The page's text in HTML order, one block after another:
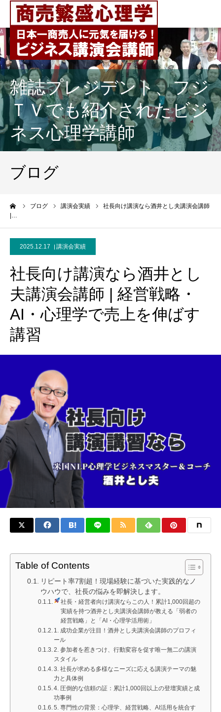
雑誌プレジデント、フジ
ＴＶでも紹介されたビジ
ネス心理学講師
ブログ
ブログ 講演会実績
社長向け講演なら酒井とし夫講演会講師
|…
2025.12.17 講演会実績
社長向け講演なら酒井とし
夫講演会講師 | 経営戦略・
AI・心理学で売上を伸ばす
講習
Table of Contents
リピート率7割超！現場経験に基づいた実践的なノ
ウハウで、社長の悩みを即解決します。
社長・経営者向け講演ならこの人！累計1,000回超の
実績を持つ酒井とし夫講演会講師が教える「弱者の
経営戦略」と「AI・心理学活用術」
1. 成功企業が注目！酒井とし夫講演会講師のプロフィ
ール
2. 参加者を惹きつけ、行動変容を促す唯一無二の講演
スタイル
3. 社長が求める多様なニーズに応える講演テーマの魅
力と具体例
4. 圧倒的な信頼の証：累計1,000回以上の登壇実績と成
功事例
5. 専門性の背景：心理学、経営戦略、AI活用を統合す